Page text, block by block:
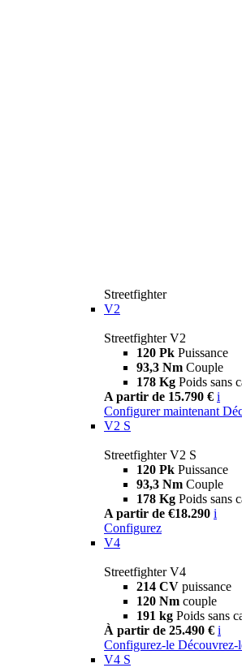
Streetfighter
V2
Streetfighter V2
120 Pk Puissance
93,3 Nm Couple
178 Kg Poids sans
A partir de 15.790 € i
Configurer maintenant
V2 S
Streetfighter V2 S
120 Pk Puissance
93,3 Nm Couple
178 Kg Poids sans
A partir de €18.290 i
Configurez
V4
Streetfighter V4
214 CV puissance
120 Nm couple
191 kg Poids sans
À partir de 25.490 € i
Configurez-le Découvrez-
V4 S